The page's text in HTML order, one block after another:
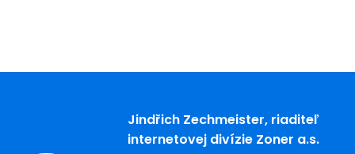
Jindřich Zechmeister, riaditeľ
internetovej divízie Zoner a.s.